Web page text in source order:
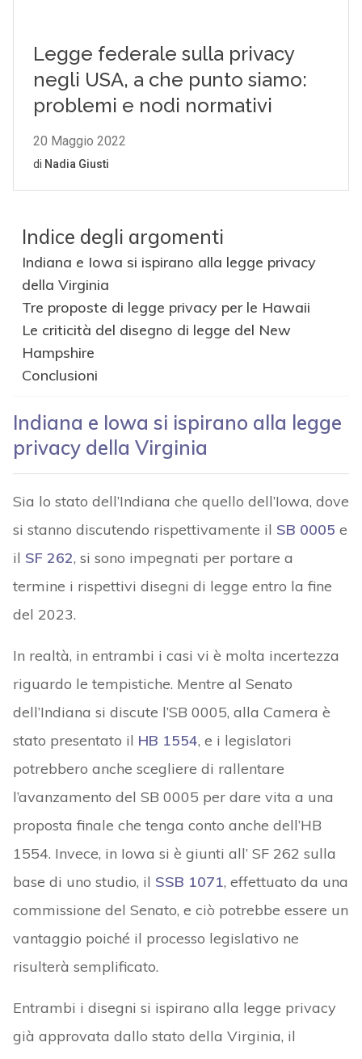
Indice degli argomenti
Indiana e Iowa si ispirano alla legge privacy
della Virginia
Tre proposte di legge privacy per le Hawaii
Le criticità del disegno di legge del New
Hampshire
Conclusioni
Indiana e Iowa si ispirano alla legge
privacy della Virginia
Sia lo stato dell’Indiana che quello dell’Iowa, dove
si stanno discutendo rispettivamente il SB 0005 e
il SF 262, si sono impegnati per portare a
termine i rispettivi disegni di legge entro la fine
del 2023.
In realtà, in entrambi i casi vi è molta incertezza
riguardo le tempistiche. Mentre al Senato
dell’Indiana si discute l’SB 0005, alla Camera è
stato presentato il HB 1554, e i legislatori
potrebbero anche scegliere di rallentare
l’avanzamento del SB 0005 per dare vita a una
proposta finale che tenga conto anche dell’HB
1554. Invece, in Iowa si è giunti all’ SF 262 sulla
base di uno studio, il SSB 1071, effettuato da una
commissione del Senato, e ciò potrebbe essere un
vantaggio poiché il processo legislativo ne
risulterà semplificato.
Entrambi i disegni si ispirano alla legge privacy
già approvata dallo stato della Virginia, il